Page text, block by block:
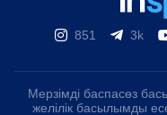
851 3k
Мерзімді баспасөз
желілік басылымды